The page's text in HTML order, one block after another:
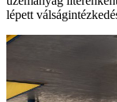
lépett